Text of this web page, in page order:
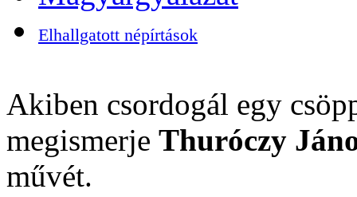
Elhallgatott népírtások
Akiben csordogál egy
megismerje Thuróczy
művét.